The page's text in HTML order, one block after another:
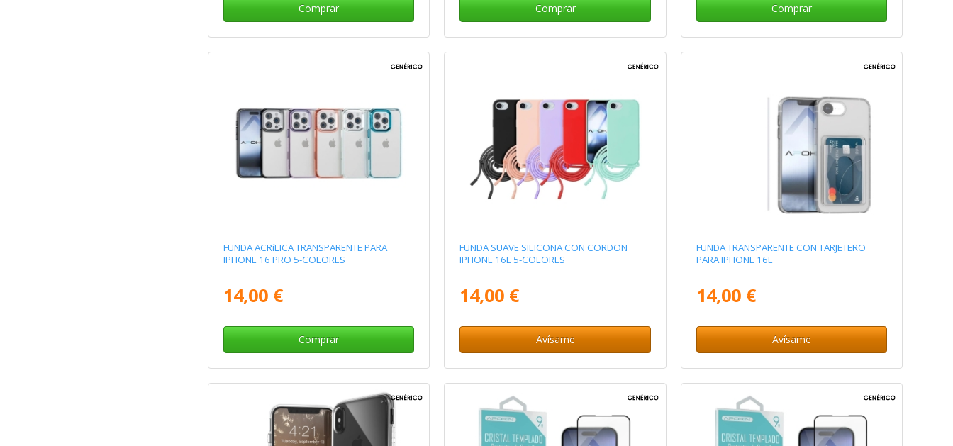
Comprar Comprar Comprar
FUNDA ACRíLICA TRANSPARENTE PARA
IPHONE 16 PRO 5-COLORES
14,00 €
Comprar
FUNDA SUAVE SILICONA CON CORDON
IPHONE 16E 5-COLORES
14,00 €
Avísame
FUNDA TRANSPARENTE CON TARJETERO
PARA IPHONE 16E
14,00 €
Avísame